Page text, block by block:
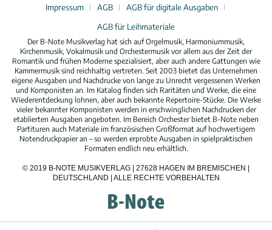
Impressum
AGB
AGB für digitale Ausgaben
AGB für Leihmateriale
Der B-Note Musikverlag hat sich auf Orgelmusik, Harmoniummusik,
Kirchenmusik, Vokalmusik und Orchestermusik vor allem aus der Zeit der
Romantik und frühen Moderne spezialisiert, aber auch andere Gattungen wie
Kammermusik sind reichhaltig vertreten. Seit 2003 bietet das Unternehmen
eigene Ausgaben und Nachdrucke von lange zu Unrecht vergessenen Werken
und Komponisten an. Im Katalog finden sich Raritäten und Werke, die eine
Wiederentdeckung lohnen, aber auch bekannte Repertoire-Stücke. Die Werke
vieler bekannter Komponisten werden in erschwinglichen Nachdrucken der
etablierten Ausgaben angeboten. Im Bereich Orchester bietet B-Note neben
Partituren auch Materiale im französischen Großformat auf hochwertigem
Notendruckpapier an – so werden erprobte Ausgaben in spielpraktischen
Formaten endlich neu erhältlich.
© 2019 B-NOTE MUSIKVERLAG | 27628 HAGEN IM BREMISCHEN |
DEUTSCHLAND | ALLE RECHTE VORBEHALTEN